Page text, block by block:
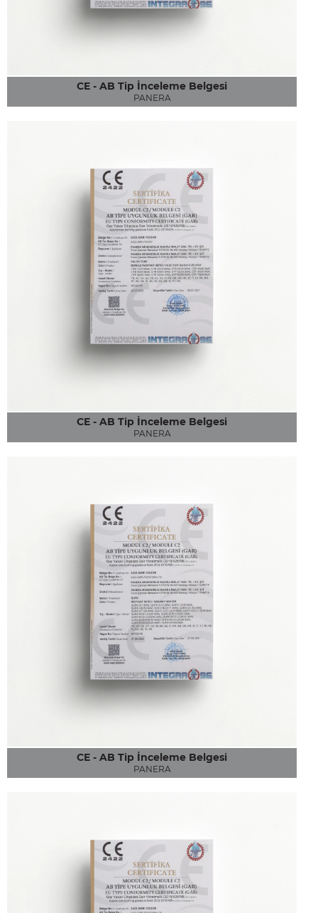
CE - AB Tip İnceleme Belgesi
PANERA
CE - AB Tip İnceleme Belgesi
PANERA
CE - AB Tip İnceleme Belgesi
PANERA